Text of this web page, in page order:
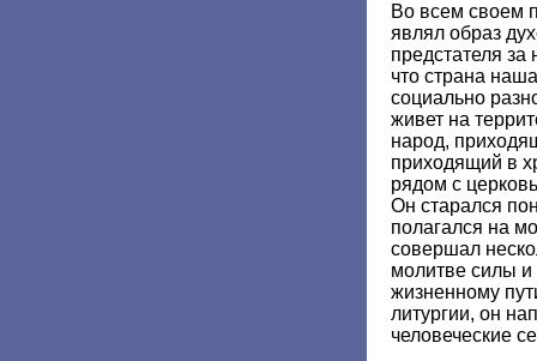
Во всем своем
являл образ
предстателя за
что страна
социально
живет на
народ,
приходящий в
рядом с
Он старался
полагался на
совершал
молитве силы и
жизненному
литургии, он
человеческие